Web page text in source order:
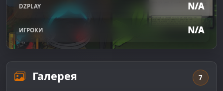
DZPLAY N/A
ИГРОКИ N/A
Галерея 7